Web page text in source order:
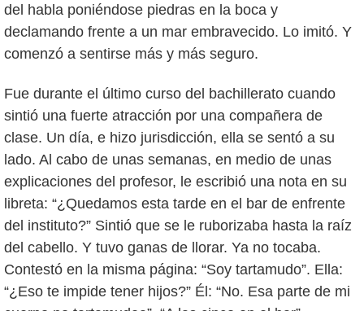
del habla poniéndose piedras en la boca y
declamando frente a un mar embravecido. Lo imitó. Y
comenzó a sentirse más y más seguro.
Fue durante el último curso del bachillerato cuando
sintió una fuerte atracción por una compañera de
clase. Un día, e hizo jurisdicción, ella se sentó a su
lado. Al cabo de unas semanas, en medio de unas
explicaciones del profesor, le escribió una nota en su
libreta: “¿Quedamos esta tarde en el bar de enfrente
del instituto?” Sintió que se le ruborizaba hasta la raíz
del cabello. Y tuvo ganas de llorar. Ya no tocaba.
Contestó en la misma página: “Soy tartamudo”. Ella:
“¿Eso te impide tener hijos?” Él: “No. Esa parte de mi